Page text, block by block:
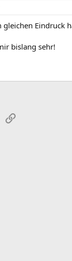
gleichen Eindruck
bislang sehr!
MailLink